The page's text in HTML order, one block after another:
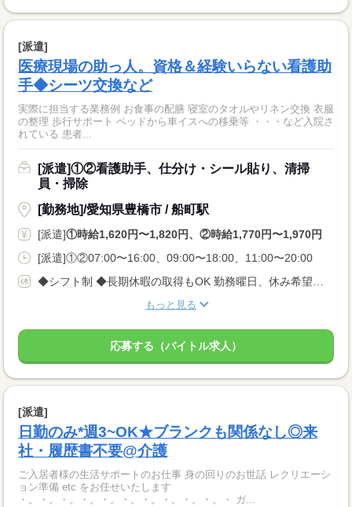
[派遣]
医療現場の助っ人。資格＆経験いらない看護助
手◆シーツ交換など
実際に担当する業務例 お食事の配膳 寝室のタオルやリネン交換 衣服
の整理 歩行サポート ベッドから車イスへの移乗等 ・・・など入院さ
れている 患者...
[派遣]①②看護助手、仕分け・シール貼り、清掃
員・掃除
[勤務地]/愛知県豊橋市 / 船町駅
[派遣]①時給1,620円〜1,820円、②時給1,770円〜1,970円
[派遣]①②07:00〜16:00、09:00〜18:00、11:00〜20:00
◆シフト制 ◆長期休暇の取得もOK 勤務曜日、休み希望はお気軽にご相談ください。 やむを得ない急なお休みにも理解のある職場です。
もっと見る
応募する（バイトル求人）
[派遣]
日勤のみ*週3~OK★ブランクも関係なし◎来
社・履歴書不要@介護
ご入居者様の生活サポートのお仕事 身の回りのお世話 レクリエーシ
ョン準備 etc をお任せいたします
・。・。・。・。・。・。・。・。・。・。・ ガ...